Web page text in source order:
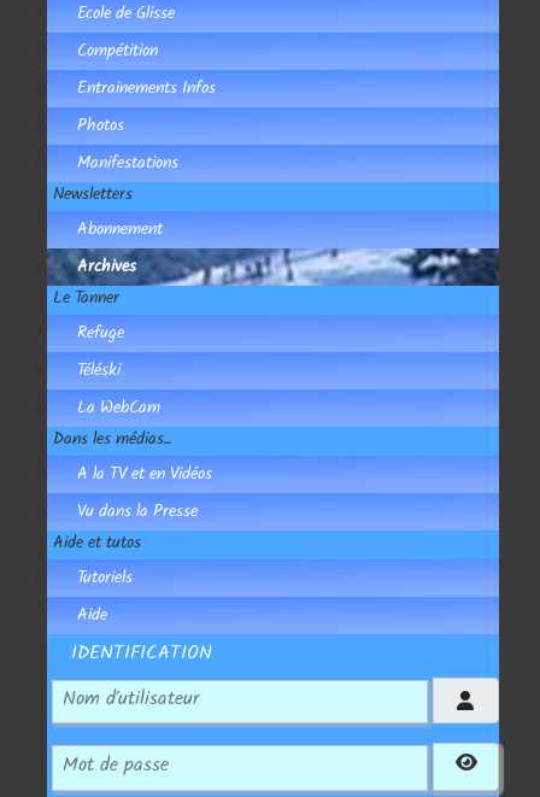
Ecole de Glisse
Compétition
Entrainements Infos
Photos
Manifestations
Newsletters
Abonnement
Archives
Le Tanner
Refuge
Téléski
La WebCam
Dans les médias...
A la TV et en Vidéos
Vu dans la Presse
Aide et tutos
Tutoriels
Aide
IDENTIFICATION
Nom d'utilisateur
Mot de passe